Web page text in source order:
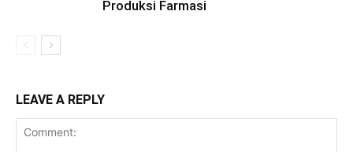
Produksi Farmasi
LEAVE A REPLY